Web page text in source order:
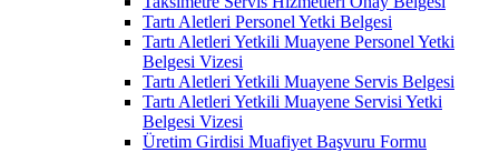
Tartı Aletleri Personel Yetki Belgesi
Tartı Aletleri Yetkili Muayene Personel Yetki
Belgesi Vizesi
Tartı Aletleri Yetkili Muayene Servis Belgesi
Tartı Aletleri Yetkili Muayene Servisi Yetki
Belgesi Vizesi
Üretim Girdisi Muafiyet Başvuru Formu